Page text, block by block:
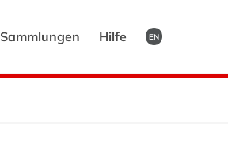
Sammlungen Hilfe EN